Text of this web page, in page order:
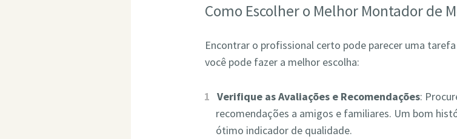
Como Escolher o Melhor Montador de
Encontrar o profissional certo pode parecer uma
você pode fazer a melhor escolha:
Verifique as Avaliações e Recomendações:
recomendações a amigos e familiares. Um bom
ótimo indicador de qualidade.